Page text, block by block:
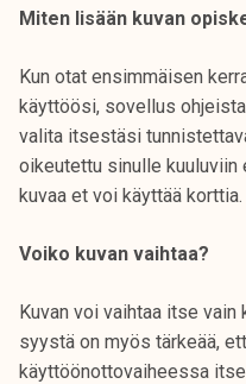
Miten lisään kuvan
Kun otat ensimmäisen
käyttöösi, sovellus
valita itsestäsi
oikeutettu sinulle kuuluviin
kuvaa et voi käyttää korttia.
Voiko kuvan vaihtaa?
Kuvan voi vaihtaa itse vain
syystä on myös tärkeää,
käyttöönottovaiheessa